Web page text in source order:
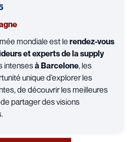
mondiale est le rendez-vous
et experts de la supply
intensesà Barcelone, les
unique d’explorer les
de découvrir les meilleures
partager des visions